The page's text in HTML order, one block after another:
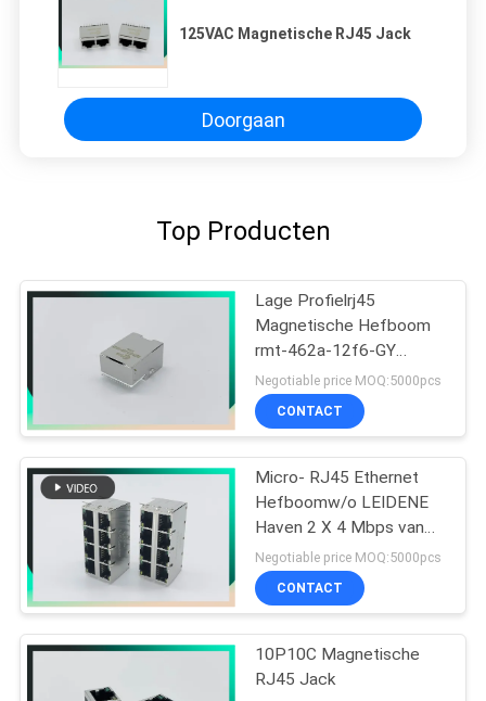
125VAC Magnetische RJ45 Jack
Doorgaan
Top Producten
Lage Profielrj45
Magnetische Hefboom
rmt-462a-12f6-GY
MIC3801D-5166
Negotiable price MOQ:5000pcs
CONTACT
Micro- RJ45 Ethernet
Hefboomw/o LEIDENE
Haven 2 X 4 Mbps van
PHC 10/100/1000
Negotiable price MOQ:5000pcs
CONTACT
10P10C Magnetische
RJ45 Jack